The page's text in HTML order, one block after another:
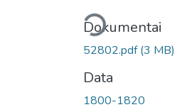
Įkeliama...
Dokumentai
52802.pdf(3 MB)
Data
1800-1820